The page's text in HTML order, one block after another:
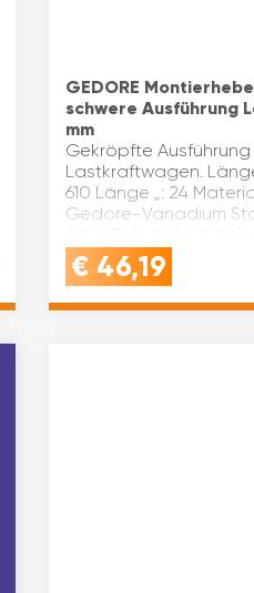
GEDORE
schwere Ausführung
mm
Gekröpfte Ausführung
Lastkraftwagen.
610 Länge „: 24
Gedore-Vanadium
verchromt Type: 39
Zusatzbezeichnung:
Ausführung Ma…
€ 46,19